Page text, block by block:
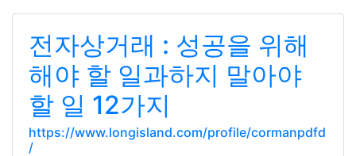
전자상거래 : 성공을 위해
해야 ​​할 일과하지 말아야
할 일 12가지
https://www.longisland.com/profile/cormanpdfd
/